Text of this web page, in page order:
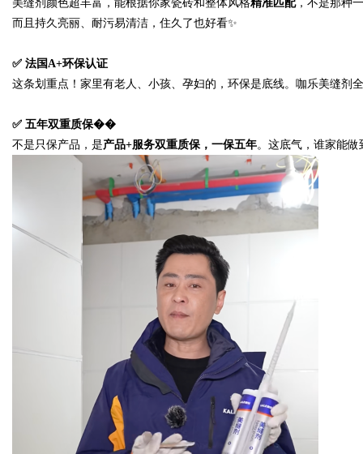
美缝剂颜色超丰富，能根据你家瓷砖和整体风格精准匹配，不是那种
而且持久亮丽、耐污易清洁，住久了也好看✨
✅ 法国A+环保认证
这条划重点！家里有老人、小孩、孕妇的，环保是底线。咖乐美缝剂
✅ 五年双重质保��
不是只保产品，是产品+服务双重质保，一保五年。这底气，谁家能做